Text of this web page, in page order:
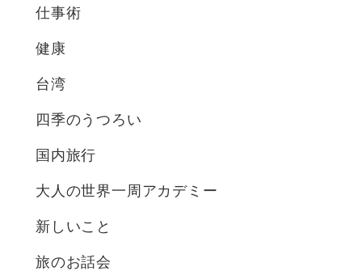
仕事術
健康
台湾
四季のうつろい
国内旅行
大人の世界一周アカデミー
新しいこと
旅のお話会